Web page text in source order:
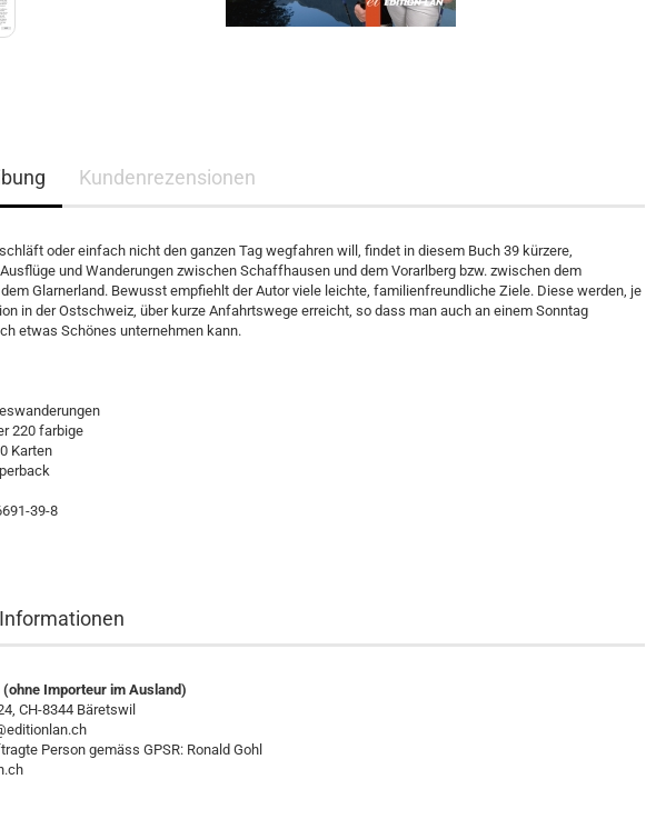
Kundenrezensionen
oder einfach nicht den ganzen Tag wegfahren will, findet in diesem Buch 39 kürzere,
und Wanderungen zwischen Schaffhausen und dem Vorarlberg bzw. zwischen dem
Glarnerland. Bewusst empfiehlt der Autor viele leichte, familienfreundliche Ziele. Diese werden, je
in der Ostschweiz, über kurze An­­fahrtswege erreicht, so dass man auch an einem Sonntag
etwas Schönes unternehmen kann.
220 farbige
Karten
39-8
(ohne Importeur im Ausland)
CH-8344 Bäretswil
Person gemäss GPSR: Ronald Gohl